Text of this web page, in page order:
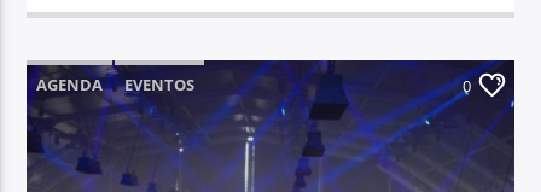
AGENDA EVENTOS 0